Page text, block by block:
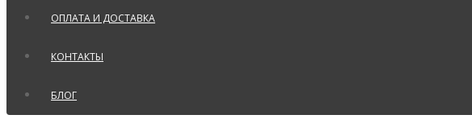
ОПЛАТА И ДОСТАВКА
КОНТАКТЫ
БЛОГ